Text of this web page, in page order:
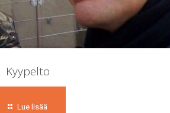
Kyypelto
Lue lisää